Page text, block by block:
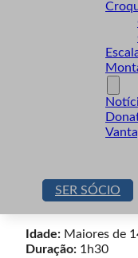
SER SÓCIO
Idade: Maiores de
Duração: 1h30